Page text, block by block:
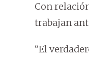
Con
trabajan
“El